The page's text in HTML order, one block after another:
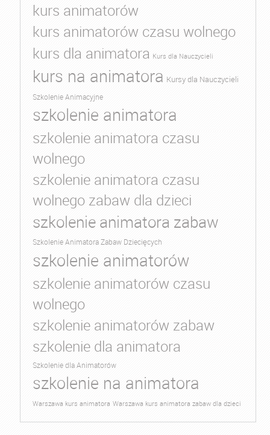
kurs animatorów
kurs animatorów czasu wolnego
kurs dla animatora Kurs dla Nauczycieli
kurs na animatora Kursy dla Nauczycieli
Szkolenie Animacyjne
szkolenie animatora
szkolenie animatora czasu
wolnego
szkolenie animatora czasu
wolnego zabaw dla dzieci
szkolenie animatora zabaw
Szkolenie Animatora Zabaw Dziecięcych
szkolenie animatorów
szkolenie animatorów czasu
wolnego
szkolenie animatorów zabaw
szkolenie dla animatora
Szkolenie dla Animatorów
szkolenie na animatora
Warszawa kurs animatora Warszawa kurs animatora zabaw dla dzieci